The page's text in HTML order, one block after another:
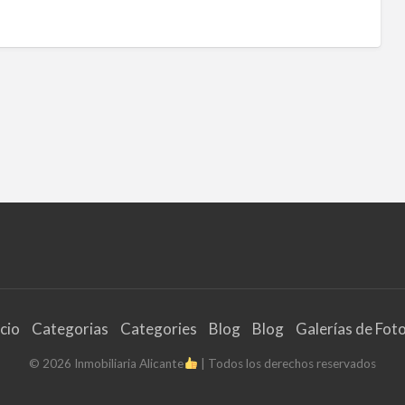
Categorias Categories Blog Blog Galerías de
© 2026 Inmobiliaria Alicante | Todos los derechos reservados